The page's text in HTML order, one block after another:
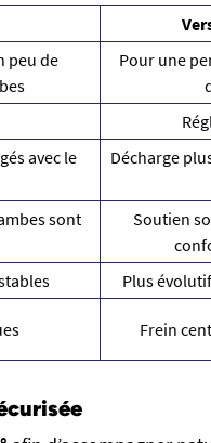
peu de
Pour une
avec le
Décharge
sont
Soutien
Plus
Frein